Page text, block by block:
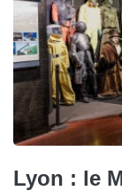
Lyon : le